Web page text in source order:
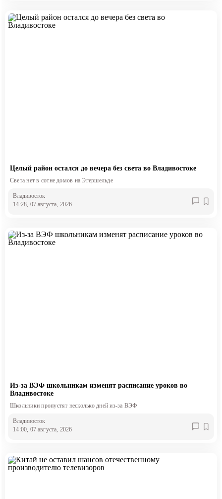
Целый район остался до вечера без света во Владивостоке
Света нет в сотне домов на Эгершельде
Владивосток
14:28, 07 августа, 2026
Из-за ВЭФ школьникам изменят расписание уроков во
Владивостоке
Школьники пропустят несколько дней из-за ВЭФ
Владивосток
14:00, 07 августа, 2026